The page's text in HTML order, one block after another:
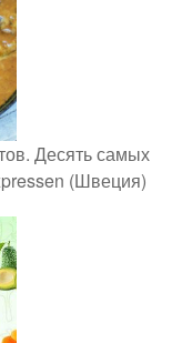
Десять самых
(Швеция)